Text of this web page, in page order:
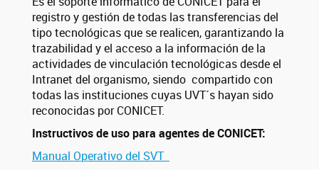
registro y gestión de todas las transferencias del
tipo tecnológicas que se realicen, garantizando la
trazabilidad y el acceso a la información de la
actividades de vinculación tecnológicas desde el
Intranet del organismo, siendo compartido con
todas las instituciones cuyas UVT´s hayan sido
reconocidas por CONICET.
Instructivos de uso para agentes de CONICET:
Manual Operativo del SVT